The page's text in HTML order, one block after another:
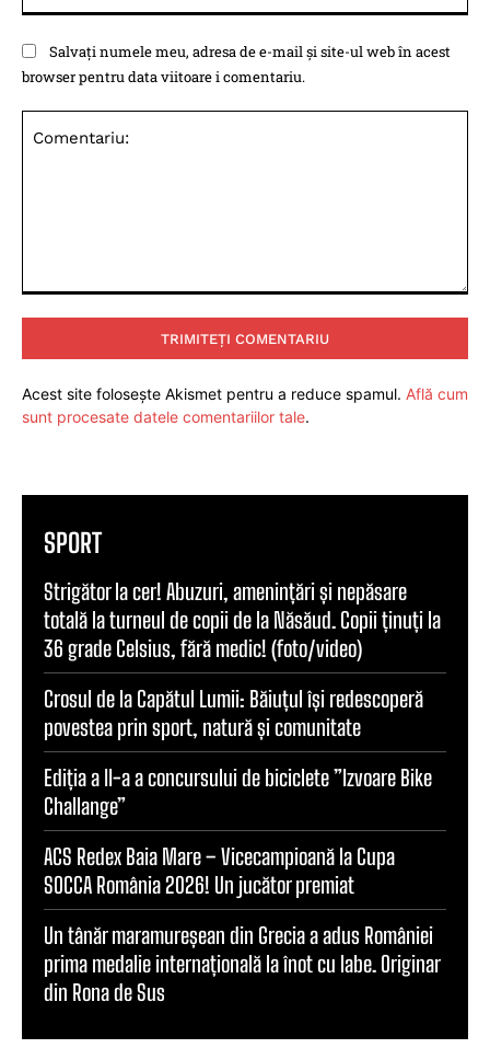
Salvați numele meu, adresa de e-mail și site-ul web în acest
browser pentru data viitoare i comentariu.
Acest site folosește Akismet pentru a reduce spamul. Află cum
sunt procesate datele comentariilor tale.
SPORT
Strigător la cer! Abuzuri, amenințări și nepăsare
totală la turneul de copii de la Năsăud. Copii ținuți la
36 grade Celsius, fără medic! (foto/video)
Crosul de la Capătul Lumii: Băiuțul își redescoperă
povestea prin sport, natură și comunitate
Ediția a II-a a concursului de biciclete ”Izvoare Bike
Challange”
ACS Redex Baia Mare – Vicecampioană la Cupa
SOCCA România 2026! Un jucător premiat
Un tânăr maramureșean din Grecia a adus României
prima medalie internațională la înot cu labe. Originar
din Rona de Sus